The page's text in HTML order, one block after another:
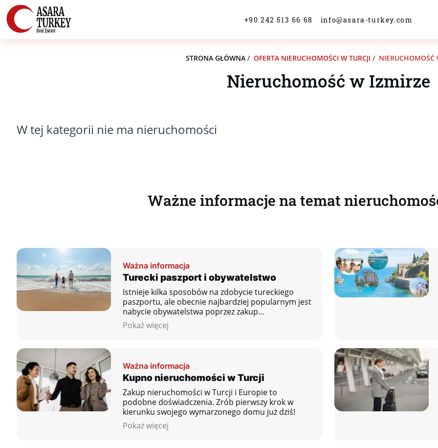
+90 242 513 66 68 info@asara-turkey.com
STRONA GŁÓWNA / OFERTA NIERUCHOMOŚCI W TURCJI / NIERUCHOMOŚĆ
Nieruchomość w Izmirze
W tej kategorii nie ma nieruchomości
Ważne informacje na temat
Ważna informacja
Turecki paszport i obywatelstwo
Istnieje kilka sposobów na zdobycie tureckiego
paszportu, ale obecnie najbardziej popularnym jest
nabycie obywatelstwa poprzez zakup
nieruchomości lub otwarcie konta bankowego.
Pokaż więcej
Ważna informacja
Kupno nieruchomości w Turcji
Zakup nieruchomości w Turcji i Europie to
podobne doświadczenia. Zrób pierwszy krok w
kierunku swojego wymarzonego domu już dziś!
Pokaż więcej